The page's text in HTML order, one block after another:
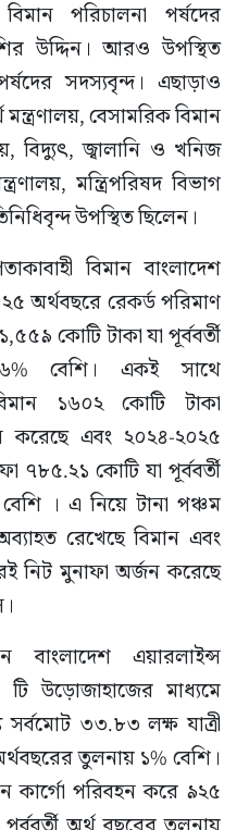
পরিচালনা পর্ষদের
উদ্দিন। আরও উপস্থিত
সদস্যবৃন্দ। এছাড়াও
বেসামরিক বিমান
বিদ্যুৎ, জ্বালানি ও খনিজ
মন্ত্রিপরিষদ বিভাগ
উপস্থিত ছিলেন।
বিমান বাংলাদেশ
অর্থবছরে রেকর্ড পরিমাণ
কোটি টাকা যা পূর্ববর্তী
বেশি। একই সাথে
১৬০২ কোটি টাকা
করেছে এবং ২০২৪-২০২৫
৭৮৫.২১ কোটি যা পূর্ববর্তী
। এ নিয়ে টানা পঞ্চম
রেখেছে বিমান এবং
নিট মুনাফা অর্জন করেছে
এয়ারলাইন্স
উড়োজাহাজের মাধ্যমে
সর্বমোট ৩৩.৮৩ লক্ষ যাত্রী
তুলনায় ১% বেশি।
কার্গো পরিবহন করে ৯২৫
অর্থ বছরের তুলনায়